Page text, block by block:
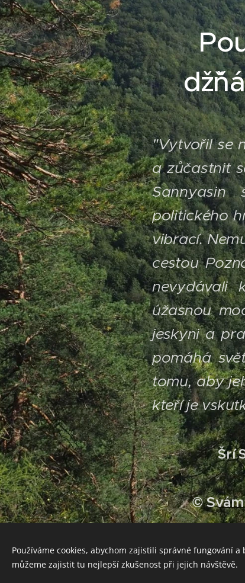
"Vytvořil se
a zůčastnit
Sannyasin
politického
vibrací.
cestou
nevydávali
úžasnou
jeskyni a
pomáhá
tomu, aby
kteří je
Šrí
©
NAHAM KARTA
Používáme cookies, abychom zajistili správné fungování
můžeme zajistit tu nejlepší zkušenost při jejich návštěvě.